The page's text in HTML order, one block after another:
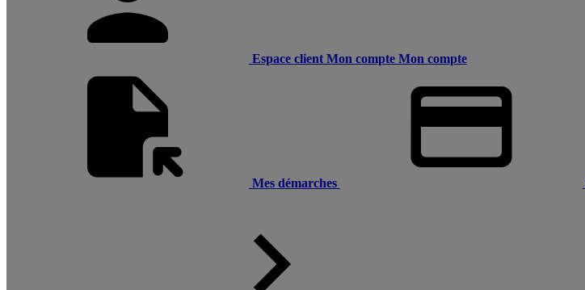
Espace client Mon compte Mon compte
Mes démarches